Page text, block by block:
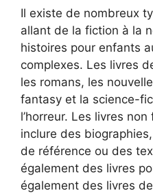
Il existe de nombreux
allant de la fiction à la
histoires pour enfants
complexes. Les livres
les romans, les
fantasy et la science-
l’horreur. Les livres
inclure des
de référence ou des
également des livres
également des livres